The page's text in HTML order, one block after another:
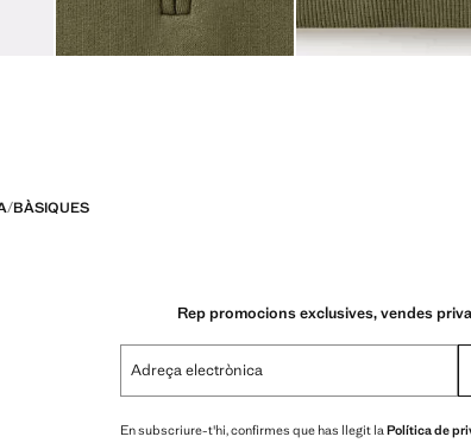
BÀSIQUES
Rep promocions exclusives, vendes
Adreça electrònica
En subscriure-t'hi, confirmes que has llegit laPolítica de